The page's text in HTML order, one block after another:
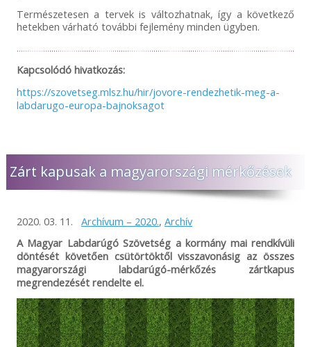
Természetesen a tervek is változhatnak, így a következő
hetekben várható további fejlemény minden ügyben.
Kapcsolódó hivatkozás:
https://szovetseg.mlsz.hu/hir/jovore-rendezhetik-meg-a-
labdarugo-europa-bajnoksagot
Zárt kapusak a magyarországi mérkőzések
2020. 03. 11. Archívum – 2020., Archív
A Magyar Labdarúgó Szövetség a kormány mai rendkívüli
döntését követően csütörtöktől visszavonásig az összes
magyarországi labdarúgó-mérkőzés zártkapus
megrendezését rendelte el.